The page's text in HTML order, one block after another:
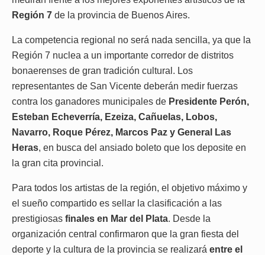
Región 7 de la provincia de Buenos Aires.
La competencia regional no será nada sencilla, ya que la
Región 7 nuclea a un importante corredor de distritos
bonaerenses de gran tradición cultural. Los
representantes de San Vicente deberán medir fuerzas
contra los ganadores municipales de Presidente Perón,
Esteban Echeverría, Ezeiza, Cañuelas, Lobos,
Navarro, Roque Pérez, Marcos Paz y General Las
Heras, en busca del ansiado boleto que los deposite en
la gran cita provincial.
Para todos los artistas de la región, el objetivo máximo y
el sueño compartido es sellar la clasificación a las
prestigiosas finales en Mar del Plata. Desde la
organización central confirmaron que la gran fiesta del
deporte y la cultura de la provincia se realizará entre el